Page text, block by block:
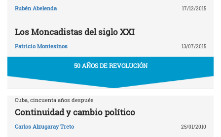
Rubén Abelenda 17/12/2015
Los Moncadistas del siglo XXI
Patricio Montesinos 13/07/2015
50 AÑOS DE REVOLUCIÓN
Cuba, cincuenta años después
Continuidad y cambio político
Carlos Alzugaray Treto 25/01/2010